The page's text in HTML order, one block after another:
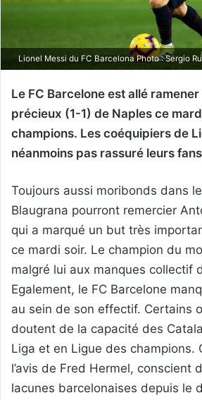
Lionel Messi du FC Barcelona Photo : Sergio
Le FC Barcelone est allé
précieux (1-1) de Naples ce
champions. Les coéquipiers de
néanmoins pas rassuré leurs
Toujours aussi moribonds dans
Blaugrana pourront remercier
qui a marqué un but très
ce mardi soir. Le champion du
malgré lui aux manques collectif
Egalement, le FC Barcelone
au sein de son effectif. Certains
doutent de la capacité des
Liga et en Ligue des champions.
l’avis de Fred Hermel, conscient
lacunes barcelonaises depuis le